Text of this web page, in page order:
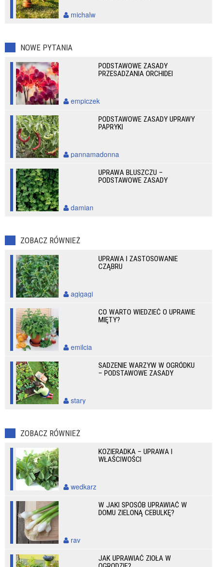
michalw
NOWE PYTANIA
PODSTAWOWE ZASADY
PRZESADZANIA ORCHIDEI
empiczek
PODSTAWOWE ZASADY UPRAWY
PAPRYKI
pannamadonna
UPRAWA BLUSZCZU –
PODSTAWOWE ZASADY
damian
ZOBACZ RÓWNIEŻ
UPRAWA I ZASTOSOWANIE
CZĄBRU
agigagi
CO WARTO WIEDZIEĆ O UPRAWIE
MIĘTY?
emilcia
SADZENIE WARZYW W OGRÓDKU
– PODSTAWOWE ZASADY
stary
ZOBACZ RÓWNIEŻ
KOZIERADKA – UPRAWA I
WŁAŚCIWOŚCI
wedkarz
W JAKI SPOSÓB UPRAWIAĆ W
DOMU ZIELONĄ CEBULKĘ?
rav
JAK UPRAWIAĆ ZIOŁA W